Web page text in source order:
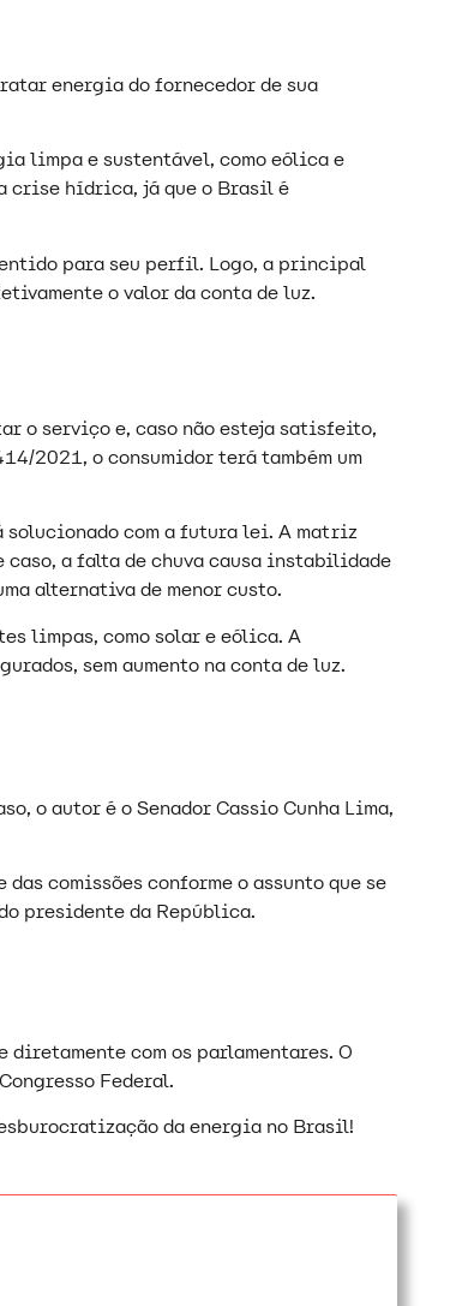
energia do fornecedor de sua
limpa e sustentável, como eólica e
crise hídrica, já que o Brasil é
para seu perfil. Logo, a principal
o valor da conta de luz.
o serviço e, caso não esteja satisfeito,
2021, o consumidor terá também um
solucionado com a futura lei. A matriz
a falta de chuva causa instabilidade
alternativa de menor custo.
limpas, como solar e eólica. A
sem aumento na conta de luz.
o autor é o Senador Cassio Cunha Lima,
comissões conforme o assunto que se
presidente da República.
com os parlamentares. O
Federal.
da energia no Brasil!